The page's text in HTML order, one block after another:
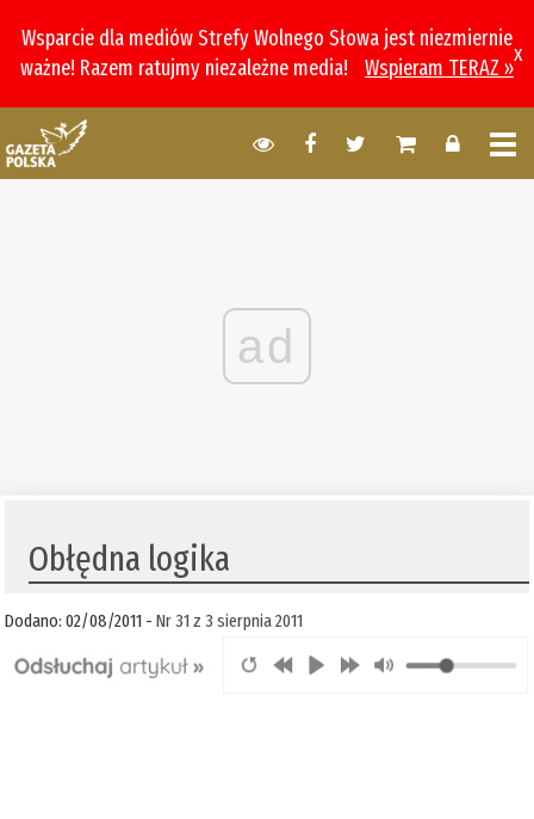
Wsparcie dla mediów Strefy Wolnego Słowa jest niezmiernie
ważne! Razem ratujmy niezależne media!
Wspieram TERAZ »
x
ad
Obłędna logika
Dodano: 02/08/2011 -Nr 31 z 3 sierpnia 2011